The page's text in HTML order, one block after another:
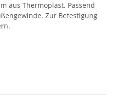
aus Thermoplast. Passend
Zur Befestigung